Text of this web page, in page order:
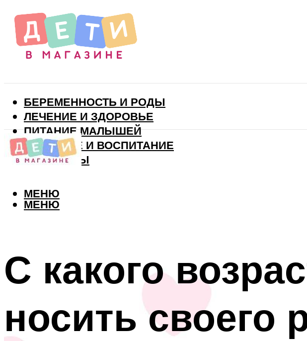
БЕРЕМЕННОСТЬ И РОДЫ
ЛЕЧЕНИЕ И ЗДОРОВЬЕ
ПИТАНИЕ МАЛЫШЕЙ
РАЗВИТИЕ И ВОСПИТАНИЕ
ВИТАМИНЫ
МЕНЮ
МЕНЮ
С какого
носить своего